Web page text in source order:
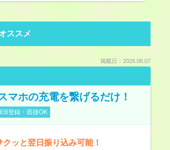
ススメ
掲載日：2026.08.07
マホの充電を繋げるだけ！
登録・面接OK
ッと翌日振り込み可能！